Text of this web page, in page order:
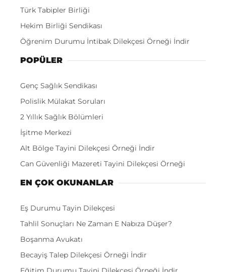
Türk Tabipler Birliği
Hekim Birliği Sendikası
Öğrenim Durumu İntibak Dilekçesi Örneği İndir
POPÜLER
Genç Sağlık Sendikası
Polislik Mülakat Soruları
2 Yıllık Sağlık Bölümleri
İşitme Merkezi
Alt Bölge Tayini Dilekçesi Örneği İndir
Can Güvenliği Mazereti Tayini Dilekçesi Örneği
EN ÇOK OKUNANLAR
Eş Durumu Tayin Dilekçesi
Tahlil Sonuçları Ne Zaman E Nabıza Düşer?
Boşanma Avukatı
Becayiş Talep Dilekçesi Örneği İndir